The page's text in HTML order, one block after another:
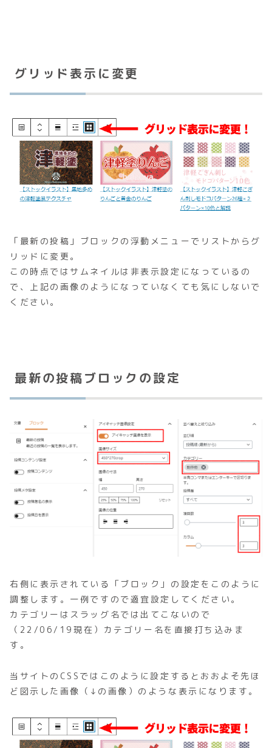
グリッド表示に変更
「最新の投稿」ブロックの浮動メニューで リストからグ
リッドに変更 。
この時点ではサムネイルは非表示設定になっているの
で、上記の画像のようになっていなくても気にしないで
ください。
最新の投稿ブロックの設定
右側に表示されている「ブロック」の設定をこのように
調整します。一例ですので適宜設定してください。
カテゴリーはスラッグ名では出てこないので
（22/06/19現在）カテゴリー名を直接打ち込みま
す。
当サイトのCSSではこのように設定するとおおよそ先ほ
ど図示した画像（↓の画像）のような表示になります。